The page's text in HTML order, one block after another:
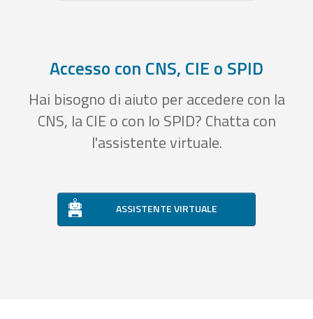
Accesso con CNS, CIE o SPID
Hai bisogno di aiuto per accedere con la
CNS, la CIE o con lo SPID? Chatta con
l'assistente virtuale.
ASSISTENTE VIRTUALE